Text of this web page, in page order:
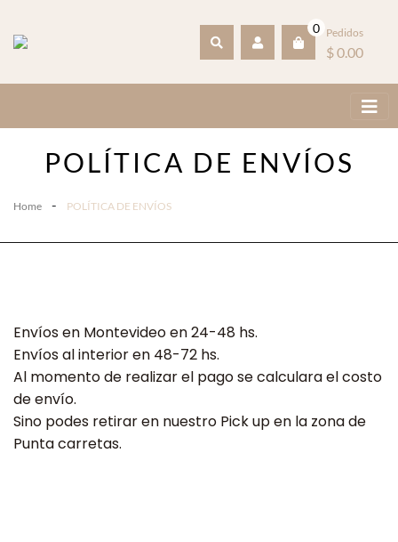
0 Pedidos
$ 0.00
POLÍTICA DE ENVÍOS
Home - POLÍTICA DE ENVÍOS
Envíos en Montevideo en 24-48 hs.
Envíos al interior en 48-72 hs.
Al momento de realizar el pago se calculara el costo
de envío.
Sino podes retirar en nuestro Pick up en la zona de
Punta carretas.